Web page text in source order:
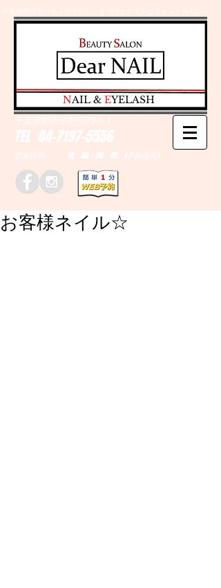
千葉県野田市のネイルサロン、まつげエクステはＤｅａｒＮAILへ
TEL 04-7197-5556
営業時間 10：00～20：00 (予約優先)
千葉県野田市野田790-1
​NAIL & EYELASH
お客様ネイル☆